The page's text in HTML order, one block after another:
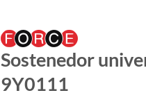
Sostenedor
9Y0111